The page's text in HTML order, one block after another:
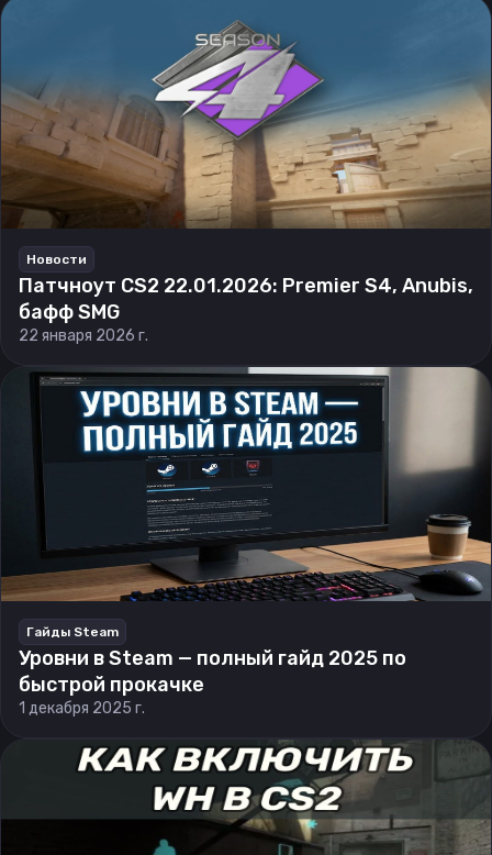
Новости
Патчноут CS2 22.01.2026: Premier S4, Anubis,
бафф SMG
22 января 2026 г.
Гайды Steam
Уровни в Steam — полный гайд 2025 по
быстрой прокачке
1 декабря 2025 г.